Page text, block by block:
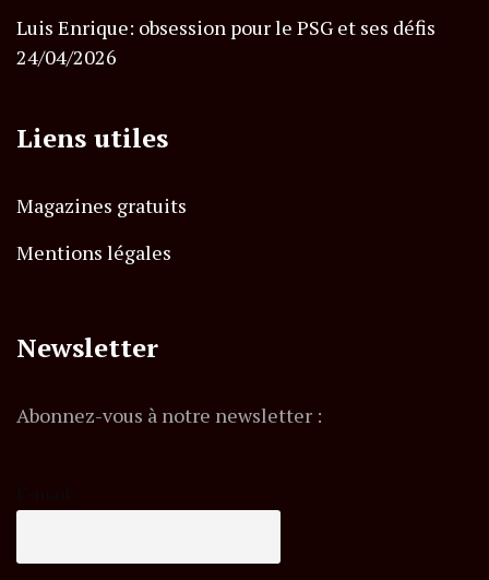
Luis Enrique: obsession pour le PSG et ses défis
24/04/2026
Liens utiles
Magazines gratuits
Mentions légales
Newsletter
Abonnez-vous à notre newsletter :